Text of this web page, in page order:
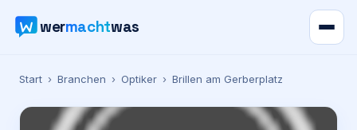
wermachtwas
Verzeichnis
Karte
Start › Branchen › Optiker › Brillen am Gerberplatz